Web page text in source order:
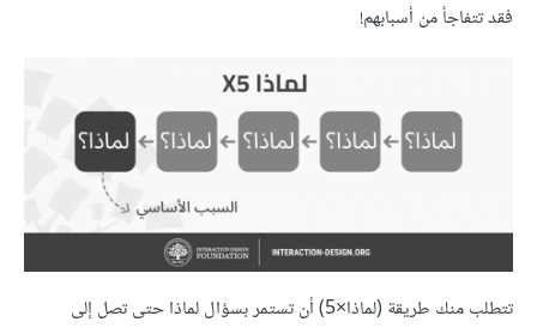
فقد تتفاجأ من أسبابهم!
تتطلب منك طريقة (لماذا×5) أن تستمر بسؤال لماذا حتى تصل إلى